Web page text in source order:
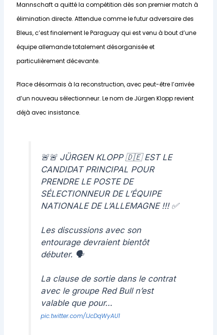
Mannschaft a quitté la compétition dès son premier match à
élimination directe. Attendue comme le futur adversaire des
Bleus, c’est finalement le Paraguay qui est venu à bout d’une
équipe allemande totalement désorganisée et
particulièrement décevante.
Place désormais à la reconstruction, avec peut-être l’arrivée
d’un nouveau sélectionneur. Le nom de Jürgen Klopp revient
déjà avec insistance.
🚨🚨 JÜRGEN KLOPP 🇩🇪 EST LE
CANDIDAT PRINCIPAL POUR
PRENDRE LE POSTE DE
SÉLECTIONNEUR DE L’ÉQUIPE
NATIONALE DE L’ALLEMAGNE !!! ✅
Les discussions avec son
entourage devraient bientôt
débuter. 🗣️
La clause de sortie dans le contrat
avec le groupe Red Bull n’est
valable que pour…
pic.twitter.com/lJcDqWyAU1